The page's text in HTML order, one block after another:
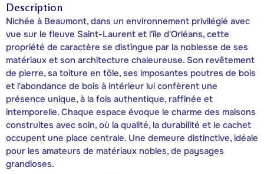
Description
Nichée à Beaumont, dans un environnement privilégié avec
vue sur le fleuve Saint-Laurent et l'île d'Orléans, cette
propriété de caractère se distingue par la noblesse de ses
matériaux et son architecture chaleureuse. Son revêtement
de pierre, sa toiture en tôle, ses imposantes poutres de bois
et l'abondance de bois à intérieur lui confèrent une
présence unique, à la fois authentique, raffinée et
intemporelle. Chaque espace évoque le charme des maisons
construites avec soin, où la qualité, la durabilité et le cachet
occupent une place centrale. Une demeure distinctive, idéale
pour les amateurs de matériaux nobles, de paysages
grandioses.